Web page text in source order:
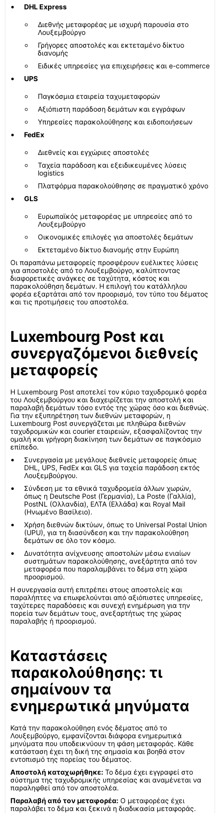
DHL Express
Διεθνής μεταφορέας με ισχυρή παρουσία στο
Λουξεμβούργο
Γρήγορες αποστολές και εκτεταμένο δίκτυο
διανομής
Ειδικές υπηρεσίες για επιχειρήσεις και e-commerce
UPS
Παγκόσμια εταιρεία ταχυμεταφορών
Αξιόπιστη παράδοση δεμάτων και εγγράφων
Υπηρεσίες παρακολούθησης και ειδοποιήσεων
FedEx
Διεθνείς και εγχώριες αποστολές
Ταχεία παράδοση και εξειδικευμένες λύσεις
logistics
Πλατφόρμα παρακολούθησης σε πραγματικό χρόνο
GLS
Ευρωπαϊκός μεταφορέας με υπηρεσίες από το
Λουξεμβούργο
Οικονομικές επιλογές για αποστολές δεμάτων
Εκτεταμένο δίκτυο διανομής στην Ευρώπη
Οι παραπάνω μεταφορείς προσφέρουν ευέλικτες λύσεις
για αποστολές από το Λουξεμβούργο, καλύπτοντας
διαφορετικές ανάγκες σε ταχύτητα, κόστος και
παρακολούθηση δεμάτων. Η επιλογή του κατάλληλου
φορέα εξαρτάται από τον προορισμό, τον τύπο του δέματος
και τις προτιμήσεις του αποστολέα.
Luxembourg Post και
συνεργαζόμενοι διεθνείς
μεταφορείς
Η Luxembourg Post αποτελεί τον κύριο ταχυδρομικό φορέα
του Λουξεμβούργου και διαχειρίζεται την αποστολή και
παραλαβή δεμάτων τόσο εντός της χώρας όσο και διεθνώς.
Για την εξυπηρέτηση των διεθνών μεταφορών, η
Luxembourg Post συνεργάζεται με πληθώρα διεθνών
ταχυδρομικών και courier εταιρειών, εξασφαλίζοντας την
ομαλή και γρήγορη διακίνηση των δεμάτων σε παγκόσμιο
επίπεδο.
Συνεργασία με μεγάλους διεθνείς μεταφορείς όπως
DHL, UPS, FedEx και GLS για ταχεία παράδοση εκτός
Λουξεμβούργου.
Σύνδεση με τα εθνικά ταχυδρομεία άλλων χωρών,
όπως η Deutsche Post (Γερμανία), La Poste (Γαλλία),
PostNL (Ολλανδία), ΕΛΤΑ (Ελλάδα) και Royal Mail
(Ηνωμένο Βασίλειο).
Χρήση διεθνών δικτύων, όπως το Universal Postal Union
(UPU), για τη διασύνδεση και την παρακολούθηση
δεμάτων σε όλο τον κόσμο.
Δυνατότητα ανίχνευσης αποστολών μέσω ενιαίων
συστημάτων παρακολούθησης, ανεξάρτητα από τον
μεταφορέα που παραλαμβάνει το δέμα στη χώρα
προορισμού.
Η συνεργασία αυτή επιτρέπει στους αποστολείς και
παραλήπτες να επωφελούνται από αξιόπιστες υπηρεσίες,
ταχύτερες παραδόσεις και συνεχή ενημέρωση για την
πορεία των δεμάτων τους, ανεξαρτήτως της χώρας
παραλαβής ή προορισμού.
Καταστάσεις
παρακολούθησης: τι
σημαίνουν τα
ενημερωτικά μηνύματα
Κατά την παρακολούθηση ενός δέματος από το
Λουξεμβούργο, εμφανίζονται διάφορα ενημερωτικά
μηνύματα που υποδεικνύουν τη φάση μεταφοράς. Κάθε
κατάσταση έχει τη δική της σημασία και βοηθά στον
εντοπισμό της πορείας του δέματος.
Αποστολή καταχωρήθηκε: Το δέμα έχει εγγραφεί στο
σύστημα της ταχυδρομικής υπηρεσίας και αναμένεται να
παραληφθεί από τον αποστολέα.
Παραλαβή από τον μεταφορέα: Ο μεταφορέας έχει
παραλάβει το δέμα και ξεκινά η διαδικασία μεταφοράς.